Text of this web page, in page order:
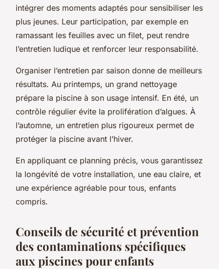
intégrer des moments adaptés pour sensibiliser les
plus jeunes. Leur participation, par exemple en
ramassant les feuilles avec un filet, peut rendre
l’entretien ludique et renforcer leur responsabilité.
Organiser l’entretien par saison donne de meilleurs
résultats. Au printemps, un grand nettoyage
prépare la piscine à son usage intensif. En été, un
contrôle régulier évite la prolifération d’algues. À
l’automne, un entretien plus rigoureux permet de
protéger la piscine avant l’hiver.
En appliquant ce planning précis, vous garantissez
la longévité de votre installation, une eau claire, et
une expérience agréable pour tous, enfants
compris.
Conseils de sécurité et prévention
des contaminations spécifiques
aux piscines pour enfants